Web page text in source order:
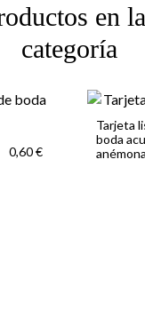
en
categoría
0,60 €
Tarjeta
boda
anémona